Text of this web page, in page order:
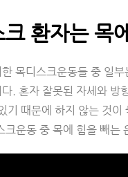
크 환자는 목
목디스크운동들 중 일
. 혼자 잘못된 자세와 방
기 때문에 하지 않는 것
크운동 중 목에 힘을 빼는